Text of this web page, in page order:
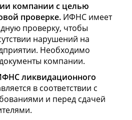
компании с целью
проверке. ИФНС имеет
проверку, чтобы
нарушений на
Необходимо
компании.
ликвидационного
в соответствии с
и перед сдачей